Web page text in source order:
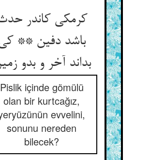
کرمکی کاندر
باشد دفین **
بداند آخر و بدو
Pislik içinde gömülü
olan bir kurtcağız,
evvelini,
sonunu nereden
bilecek?